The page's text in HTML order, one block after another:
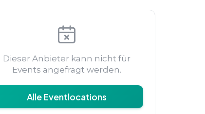
Dieser Anbieter kann nicht für
Events angefragt werden.
Alle Eventlocations